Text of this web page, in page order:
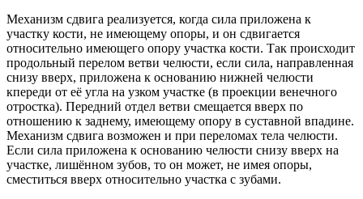
Механизм сдвига реализуется, когда сила приложена к
участку кости, не имеющему опоры, и он сдвигается
относительно имеющего опору участка кости. Так происходит
продольный перелом ветви челюсти, если сила, направленная
снизу вверх, приложена к основанию нижней челюсти
кпереди от её угла на узком участке (в проекции венечного
отростка). Передний отдел ветви смещается вверх по
отношению к заднему, имеющему опору в суставной впадине.
Механизм сдвига возможен и при переломах тела челюсти.
Если сила приложена к основанию челюсти снизу вверх на
участке, лишённом зубов, то он может, не имея опоры,
сместиться вверх относительно участка с зубами.